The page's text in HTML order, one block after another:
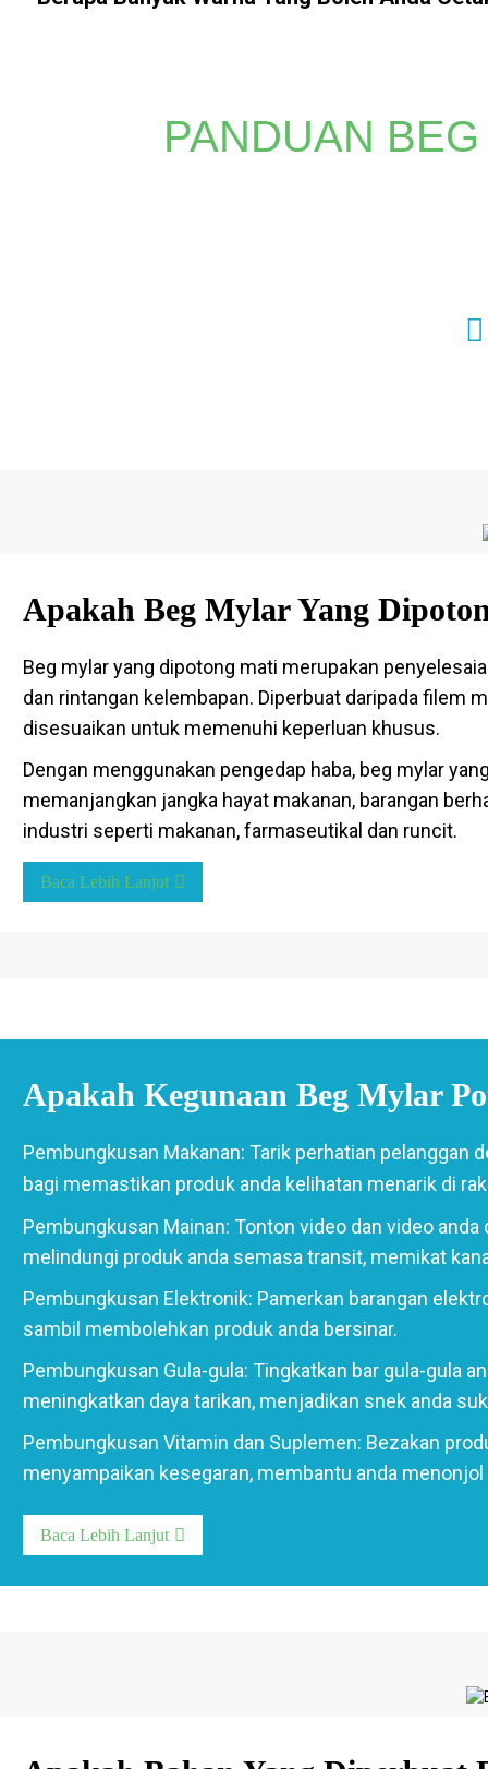
PANDUAN
Apakah Beg Mylar Yang
Beg mylar yang dipotong mati merupakan
dan rintangan kelembapan. Diperbuat daripada filem
disesuaikan untuk memenuhi keperluan khusus.
Dengan menggunakan pengedap haba, beg mylar
memanjangkan jangka hayat makanan, barangan
industri seperti makanan, farmaseutikal dan runcit.
Baca Lebih Lanjut
Apakah Kegunaan Beg Mylar
Pembungkusan Makanan: Tarik perhatian pelanggan
bagi memastikan produk anda kelihatan menarik di
Pembungkusan Mainan: Tonton video dan video
melindungi produk anda semasa transit, memikat
Pembungkusan Elektronik: Pamerkan barangan
sambil membolehkan produk anda bersinar.
Pembungkusan Gula-gula: Tingkatkan bar gula-gula
meningkatkan daya tarikan, menjadikan snek anda
Pembungkusan Vitamin dan Suplemen: Bezakan
menyampaikan kesegaran, membantu anda
Baca Lebih Lanjut